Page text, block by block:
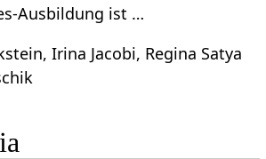
Ausbildung ist …
Irina Jacobi, Regina Satya